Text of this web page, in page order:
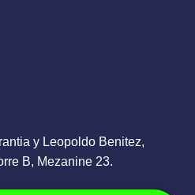
y Leopoldo Benitez,
B, Mezanine 23.